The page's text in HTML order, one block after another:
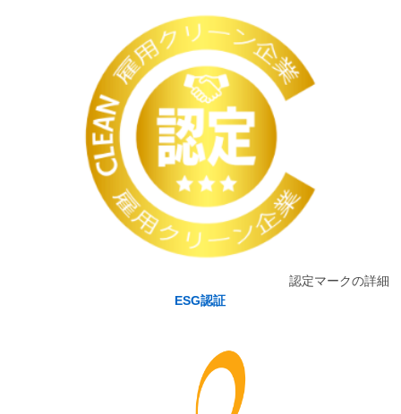
認定マークの詳細
ESG認証